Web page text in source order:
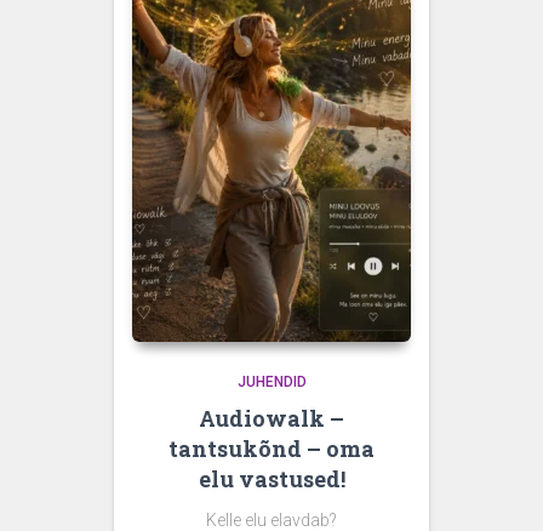
JUHENDID
Audiowalk –
tantsukõnd – oma
elu vastused!
Kelle elu elavdab?